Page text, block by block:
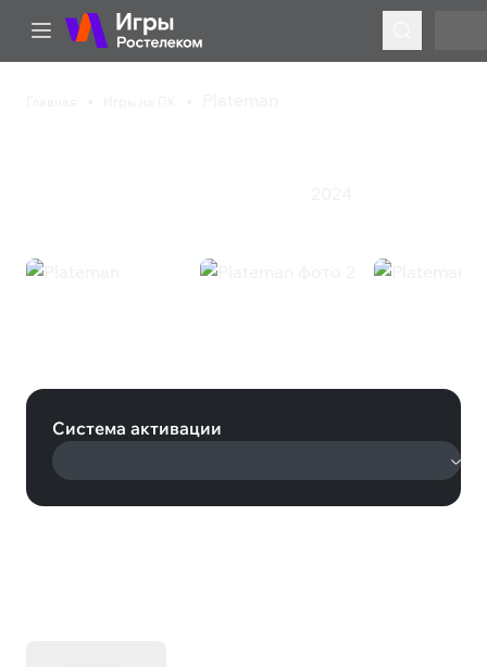
Система активации